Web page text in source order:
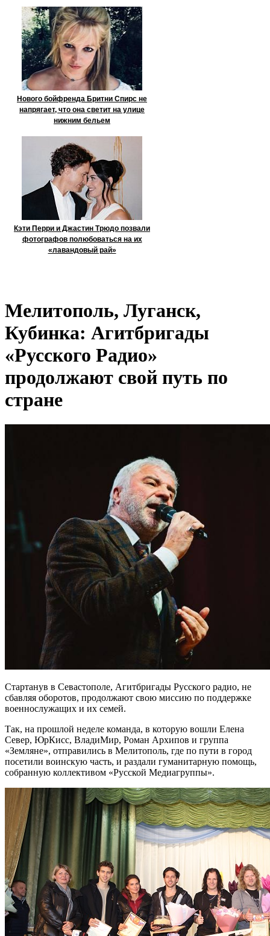
Нового бойфренда Бритни Спирс не
напрягает, что она светит на улице
нижним бельем
Кэти Перри и Джастин Трюдо позвали
фотографов полюбоваться на их
«лавандовый рай»
Мелитополь, Луганск,
Кубинка: Агитбригады
«Русского Радио»
продолжают свой путь по
стране
Стартанув в Севастополе, Агитбригады Русского радио, не
сбавляя оборотов, продолжают свою миссию по поддержке
военнослужащих и их семей.
Так, на прошлой неделе команда, в которую вошли Елена
Север, ЮрКисс, ВладиМир, Роман Архипов и группа
«Земляне», отправились в Мелитополь, где по пути в город
посетили воинскую часть, и раздали гуманитарную помощь,
собранную коллективом «Русской Медиагруппы».